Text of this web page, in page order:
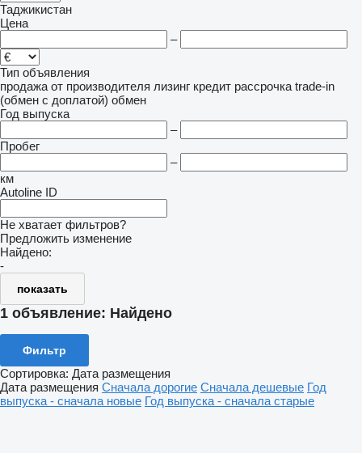
Таджикистан
Цена
–
Тип объявления
продажа от производителя лизинг кредит рассрочка trade-in
(обмен с доплатой) обмен
Год выпуска
–
Пробег
–
км
Autoline ID
Не хватает фильтров?
Предложить изменение
Найдено:
-
показать
1 объявление: Найдено
Фильтр
Сортировка: Дата размещения
Дата размещения Сначала дорогие Сначала дешевые Год
выпуска - сначала новые Год выпуска - сначала старые